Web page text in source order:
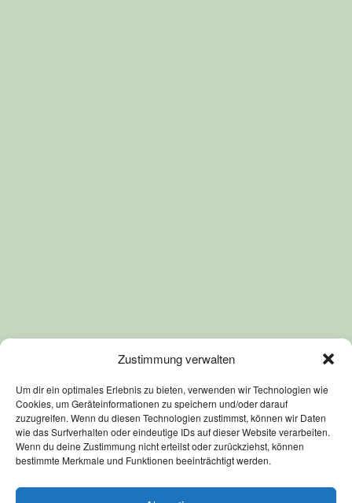
Zustimmung verwalten
Um dir ein optimales Erlebnis zu bieten, verwenden wir Technologien wie
Cookies, um Geräteinformationen zu speichern und/oder darauf
zuzugreifen. Wenn du diesen Technologien zustimmst, können wir Daten
wie das Surfverhalten oder eindeutige IDs auf dieser Website verarbeiten.
Wenn du deine Zustimmung nicht erteilst oder zurückziehst, können
bestimmte Merkmale und Funktionen beeinträchtigt werden.